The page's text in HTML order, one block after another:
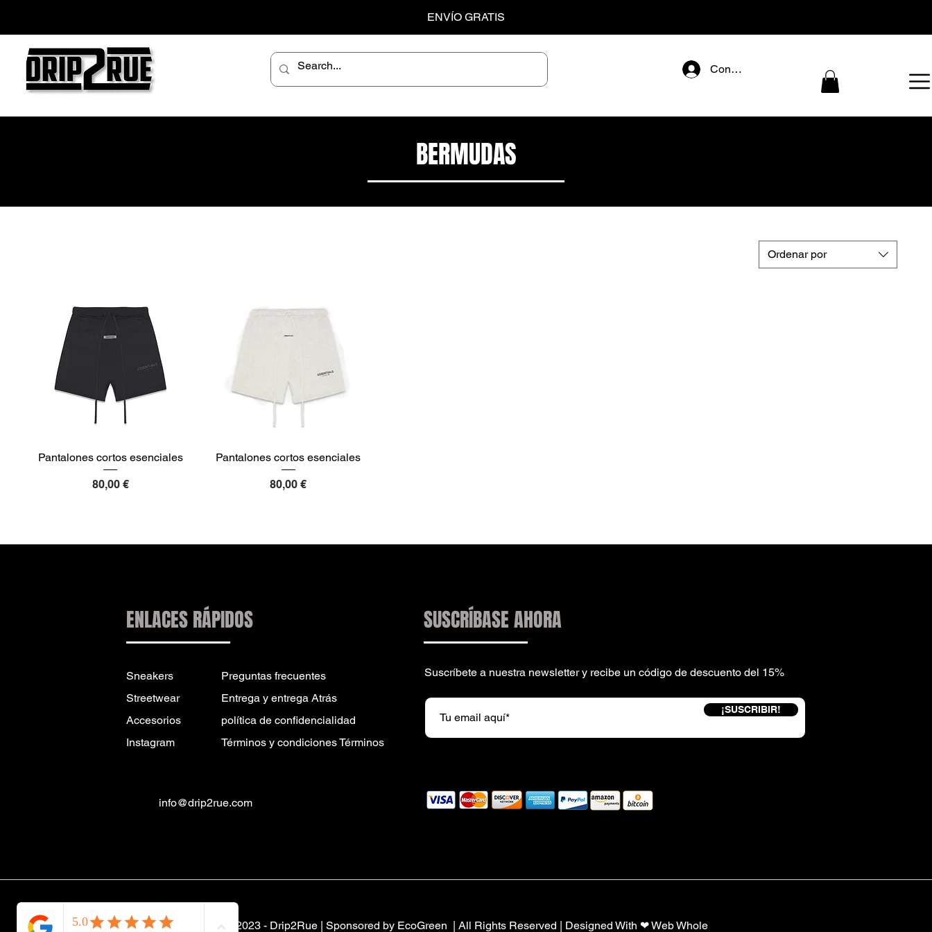
ENVÍO GRATIS
Connectez-vous
BERMUDAS
Ordenar por
Pantalones cortos esenciales
Precio
80,00 €
Pantalones cortos esenciales
Precio
80,00 €
ENLACES RÁPIDOS
Sneakers
Streetwear
Accesorios
Instagram
Preguntas frecuentes
Entrega y entrega Atrás
política de confidencialidad
Términos y condiciones Términos
info@drip2rue.com
SUSCRÍBASE AHORA
Suscríbete a nuestra newsletter y recibe un código de descuento del 15%
¡SUSCRIBIR!
© 2023 - Drip2Rue| Sponsored by EcoGreen | All Rights Reserved | Designed With ❤Web Whole